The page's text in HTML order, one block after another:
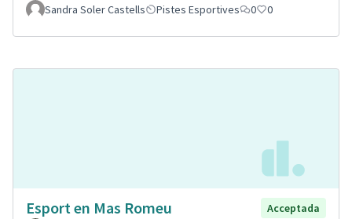
Sandra Soler Castells
Pistes Esportives 0 0
Esport en Mas Romeu
Acceptada